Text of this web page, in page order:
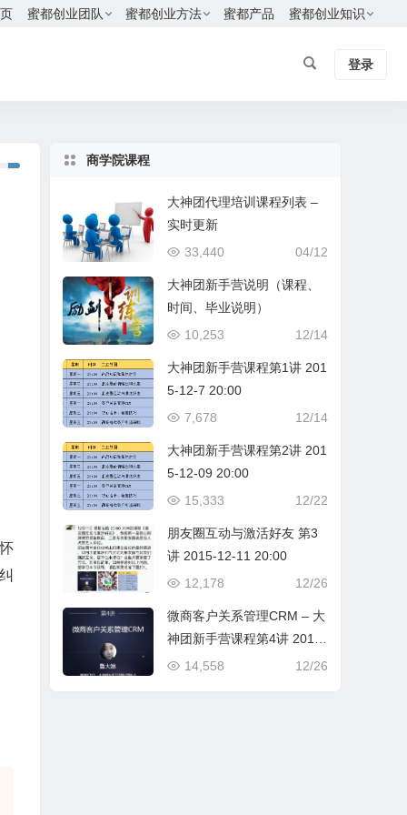
蜜都创业团队 蜜都创业方法 蜜都产品 蜜都创业知识
登录
商学院课程
大神团代理培训课程列表 –
实时更新
04/12
33,440
大神团新手营说明（课程、
时间、毕业说明）
12/14
10,253
大神团新手营课程第1讲 201
5-12-7 20:00
12/14
7,678
大神团新手营课程第2讲 201
5-12-09 20:00
12/22
15,333
朋友圈互动与激活好友 第3
讲 2015-12-11 20:00
12/26
12,178
微商客户关系管理CRM – 大
神团新手营课程第4讲 2015-
12-14 20:00
12/26
14,558